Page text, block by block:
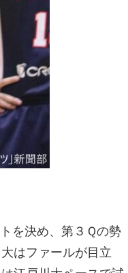
を決め、第３Ｑの勢
はファールが目立